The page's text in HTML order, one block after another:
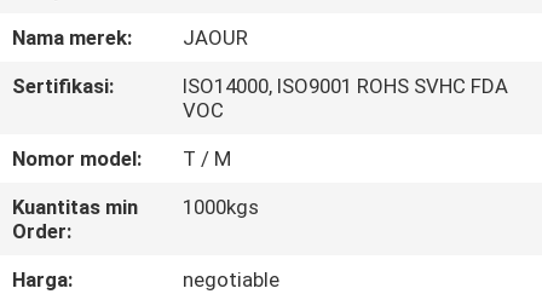
KAMI
TUR
PABRIK
KONTROL
KUALITAS
Nama merek:
JAOUR
Sertifikasi:
ISO14000, ISO9001 ROHS SVHC FDA
VOC
Nomor model:
T / M
Kuantitas min
Order:
1000kgs
Harga:
negotiable